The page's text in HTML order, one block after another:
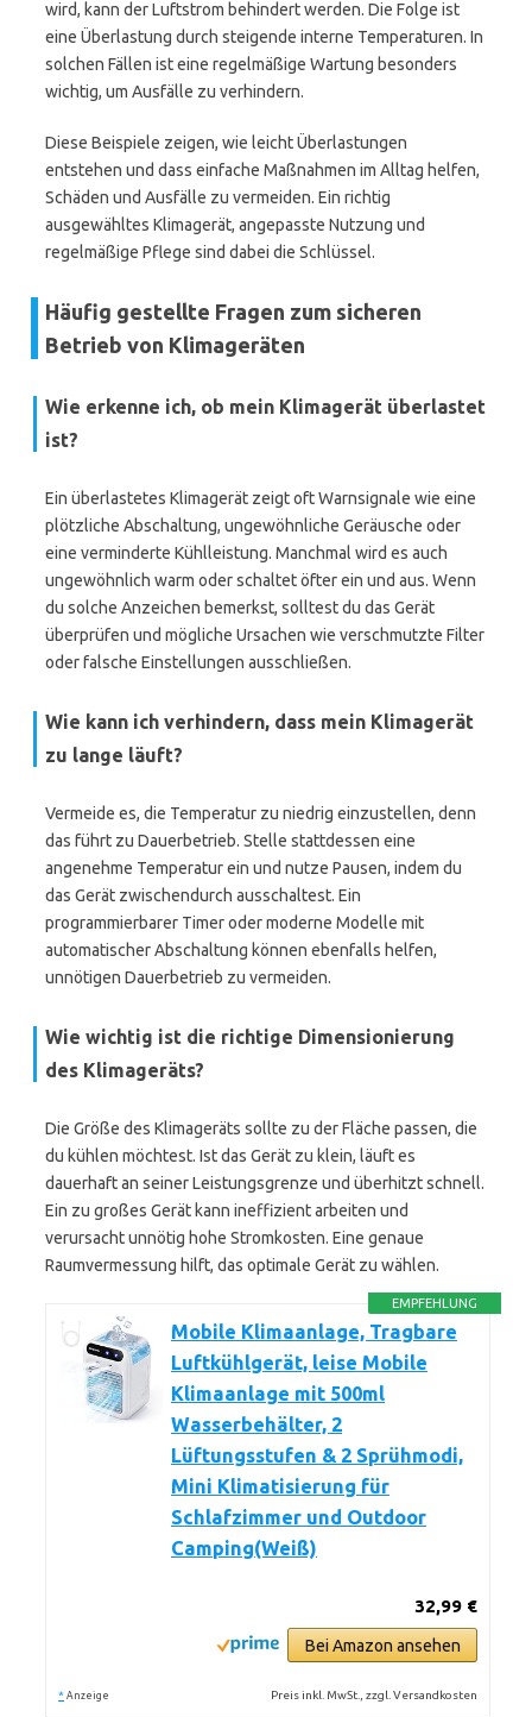
wird, kann der Luftstrom behindert werden. Die Folge ist
eine Überlastung durch steigende interne Temperaturen. In
solchen Fällen ist eine regelmäßige Wartung besonders
wichtig, um Ausfälle zu verhindern.
Diese Beispiele zeigen, wie leicht Überlastungen
entstehen und dass einfache Maßnahmen im Alltag helfen,
Schäden und Ausfälle zu vermeiden. Ein richtig
ausgewähltes Klimagerät, angepasste Nutzung und
regelmäßige Pflege sind dabei die Schlüssel.
Häufig gestellte Fragen zum sicheren
Betrieb von Klimageräten
Wie erkenne ich, ob mein Klimagerät überlastet
ist?
Ein überlastetes Klimagerät zeigt oft Warnsignale wie eine
plötzliche Abschaltung, ungewöhnliche Geräusche oder
eine verminderte Kühlleistung. Manchmal wird es auch
ungewöhnlich warm oder schaltet öfter ein und aus. Wenn
du solche Anzeichen bemerkst, solltest du das Gerät
überprüfen und mögliche Ursachen wie verschmutzte Filter
oder falsche Einstellungen ausschließen.
Wie kann ich verhindern, dass mein Klimagerät
zu lange läuft?
Vermeide es, die Temperatur zu niedrig einzustellen, denn
das führt zu Dauerbetrieb. Stelle stattdessen eine
angenehme Temperatur ein und nutze Pausen, indem du
das Gerät zwischendurch ausschaltest. Ein
programmierbarer Timer oder moderne Modelle mit
automatischer Abschaltung können ebenfalls helfen,
unnötigen Dauerbetrieb zu vermeiden.
Wie wichtig ist die richtige Dimensionierung
des Klimageräts?
Die Größe des Klimageräts sollte zu der Fläche passen, die
du kühlen möchtest. Ist das Gerät zu klein, läuft es
dauerhaft an seiner Leistungsgrenze und überhitzt schnell.
Ein zu großes Gerät kann ineffizient arbeiten und
verursacht unnötig hohe Stromkosten. Eine genaue
Raumvermessung hilft, das optimale Gerät zu wählen.
EMPFEHLUNG
Mobile Klimaanlage, Tragbare
Luftkühlgerät, leise Mobile
Klimaanlage mit 500ml
Wasserbehälter, 2
Lüftungsstufen & 2 Sprühmodi,
Mini Klimatisierung für
Schlafzimmer und Outdoor
Camping(Weiß)
32,99 €
Bei Amazon ansehen
* Anzeige Preis inkl. MwSt., zzgl. Versandkosten